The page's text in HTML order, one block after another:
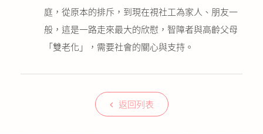
庭，從原本的排斥，到現在視社工為家人、朋友一
般，這是一路走來最大的欣慰，智障者與高齡父母
「雙老化」，需要社會的關心與支持。
返回列表